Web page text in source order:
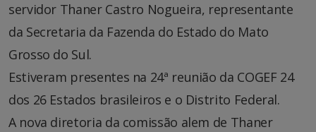
servidor Thaner Castro Nogueira, representante
da Secretaria da Fazenda do Estado do Mato
Grosso do Sul.
Estiveram presentes na 24ª reunião da COGEF 24
dos 26 Estados brasileiros e o Distrito Federal.
A nova diretoria da comissão alem de Thaner